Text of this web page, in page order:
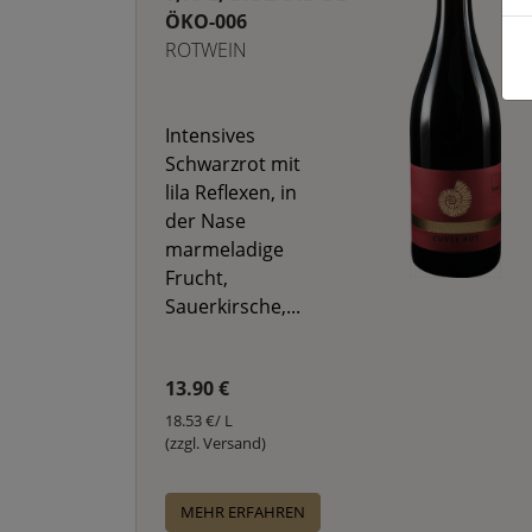
ÖKO-006
ROTWEIN
Intensives
Schwarzrot mit
lila Reflexen, in
der Nase
marmeladige
Frucht,
Sauerkirsche,...
13.90 €
18.53 €/ L
(zzgl. Versand)
MEHR ERFAHREN